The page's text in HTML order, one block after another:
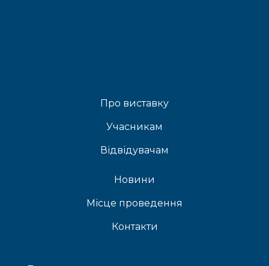
Про виставку
Учасникам
Відвідувачам
Новини
Місце проведення
Контакти